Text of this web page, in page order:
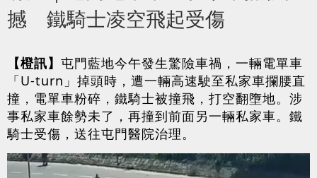
撼 鐵騎士凌空飛起受傷
【橙訊】 屯門藍地今午發生驚險車禍，一輛電單車
「U-turn」掉頭時，遭一輛高速駛至私家車攔腰直
撞，電單車粉碎，鐵騎士被撞飛，打空翻墮地。涉
事私家車餘勢未了，再撞到前面另一輛私家車。鐵
騎士受傷，送往屯門醫院治理。